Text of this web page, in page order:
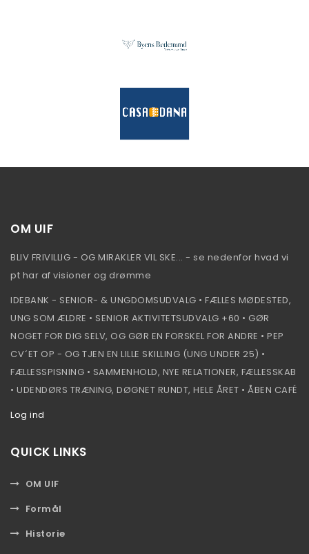
OM UIF
BLIV FRIVILLIG - OG MIRAKLER VIL SKE... - se nedenfor hvad vi
pt har af visioner og drømme
IDEBANK - SENIOR- & UNGDOMSUDVALG • FÆLLES MØDESTED,
UNG SOM ÆLDRE • SENIOR AKTIVITETSUDVALG +60 • GØR
NOGET FOR DIG SELV, OG GØR EN FORSKEL FOR ANDRE • PEP
CV´ET OP - OG TJEN EN LILLE SKILLING (UNG UNDER 25) •
FÆLLESSPISNING • SAMMENHOLD, NYE RELATIONER, FÆLLESSKAB
• UDENDØRS TRÆNING, DØGNET RUNDT, HELE ÅRET • ÅBEN CAFÉ
Log ind
QUICK LINKS
OM UIF
Formål
Historie